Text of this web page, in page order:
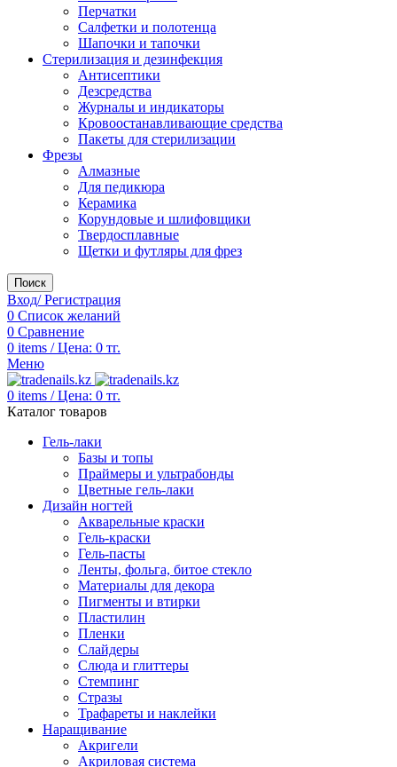
Перчатки
Салфетки и полотенца
Шапочки и тапочки
Стерилизация и дезинфекция
Антисептики
Дезсредства
Журналы и индикаторы
Кровоостанавливающие средства
Пакеты для стерилизации
Фрезы
Алмазные
Для педикюра
Керамика
Корундовые и шлифовщики
Твердосплавные
Щетки и футляры для фрез
Поиск
Вход/ Регистрация
0 Список желаний
0 Сравнение
0 items / Цена: 0 тг.
Меню
0 items / Цена: 0 тг.
Каталог товаров
Гель-лаки
Базы и топы
Праймеры и ультрабонды
Цветные гель-лаки
Дизайн ногтей
Акварельные краски
Гель-краски
Гель-пасты
Ленты, фольга, битое стекло
Материалы для декора
Пигменты и втирки
Пластилин
Пленки
Слайдеры
Слюда и глиттеры
Стемпинг
Стразы
Трафареты и наклейки
Наращивание
Акригели
Акриловая система